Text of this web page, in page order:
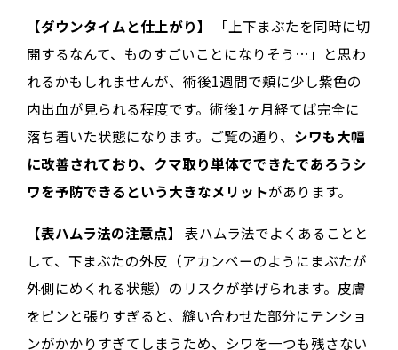
【ダウンタイムと仕上がり】
「上下まぶたを同時に切
開するなんて、ものすごいことになりそう…」と思わ
れるかもしれませんが、術後1週間で頬に少し紫色の
内出血が見られる程度です。術後1ヶ月経てば完全に
落ち着いた状態になります。ご覧の通り、 シワも大幅
に改善されており、クマ取り単体でできたであろうシ
ワを予防できるという大きなメリットがあります。
【表ハムラ法の注意点】
表ハムラ法でよくあることと
して、下まぶたの外反（アカンベーのようにまぶたが
外側にめくれる状態）のリスクが挙げられます。皮膚
をピンと張りすぎると、縫い合わせた部分にテンショ
ンがかかりすぎてしまうため、シワを一つも残さない